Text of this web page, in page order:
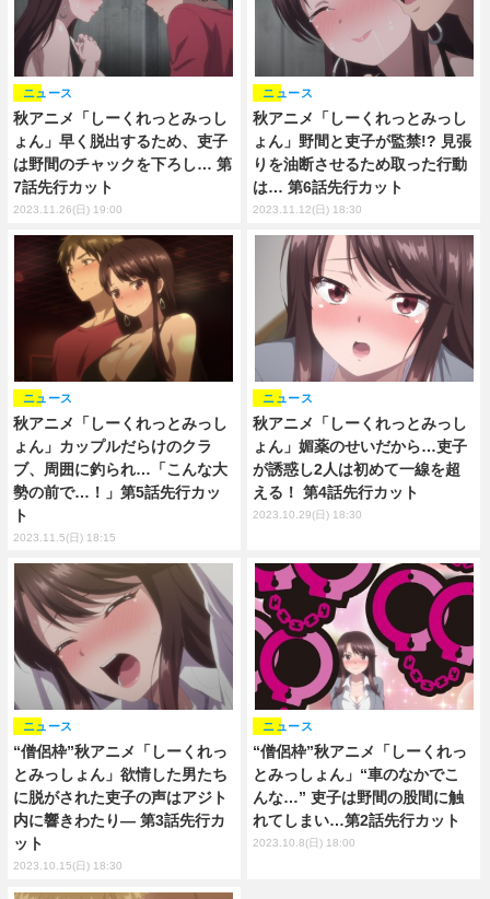
秋アニメ「しーくれっとみっし
ょん」早く脱出するため、吏子
は野間のチャックを下ろし… 第
7話先行カット
ニュース
2023.11.26(日) 19:00
秋アニメ「しーくれっとみっし
ょん」野間と吏子が監禁!? 見張
りを油断させるため取った行動
は… 第6話先行カット
ニュース
2023.11.12(日) 18:30
秋アニメ「しーくれっとみっし
ょん」カップルだらけのクラ
ブ、周囲に釣られ…「こんな大
勢の前で…！」第5話先行カッ
ト
ニュース
2023.11.5(日) 18:15
秋アニメ「しーくれっとみっし
ょん」媚薬のせいだから…吏子
が誘惑し2人は初めて一線を超
える！ 第4話先行カット
ニュース
2023.10.29(日) 18:30
“僧侶枠”秋アニメ「しーくれっ
とみっしょん」欲情した男たち
に脱がされた吏子の声はアジト
内に響きわたり― 第3話先行カ
ット
ニュース
2023.10.15(日) 18:30
“僧侶枠”秋アニメ「しーくれっ
とみっしょん」“車のなかでこ
んな…” 吏子は野間の股間に触
れてしまい…第2話先行カット
ニュース
2023.10.8(日) 18:00